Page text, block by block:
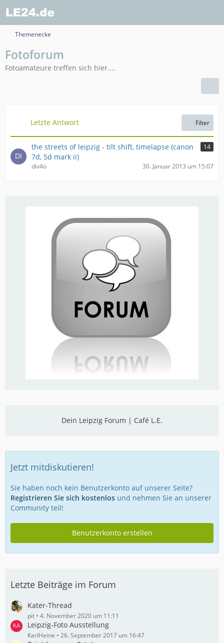
Themenecke
Fotoforum
Fotoamateure treffen sich hier....
Letzte Antwort Filter
the streets of leipzig - tilt shift, timelapse (canon
7d, 5d mark ii)
14
div4o 30. Januar 2013 um 15:07
Dein Leipzig Forum | Café L.E.
Jetzt mitdiskutieren!
Sie haben noch kein Benutzerkonto auf unserer Seite?
Registrieren Sie sich kostenlos und nehmen Sie an unserer
Community teil!
Benutzerkonto erstellen
Letzte Beiträge im Forum
Kater-Thread
pit 4. November 2020 um 11:11
Leipzig-Foto Ausstellung
KarlHeine 26. September 2017 um 16:47